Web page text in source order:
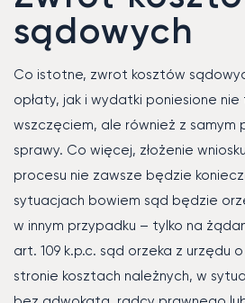
sądowych
Co istotne, zwrot kosztów
opłaty, jak i wydatki poniesione nie
wszczęciem, ale również z samym
sprawy. Co więcej, złożenie
procesu nie zawsze będzie
sytuacjach bowiem sąd będzie
w innym przypadku – tylko na
art. 109 k.p.c. sąd orzeka z urzędu
stronie kosztach należnych, w